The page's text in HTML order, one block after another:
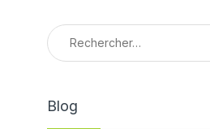
Rechercher :
Blog